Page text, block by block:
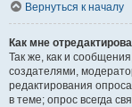
Вернуться к началу
Как мне
Так же, как и
создателями,
редактирования
в теме; опрос всегда